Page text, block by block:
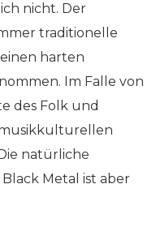
nicht. Der
traditionelle
harten
Im Falle von
des Folk und
natürliche
Metal ist aber